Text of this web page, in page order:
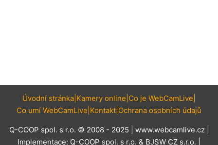
Úvodní stránka Kamery online Co je WebCamLive
Co umí WebCamLive Kontakt Ochrana osobních údajů
Q-COOP spol. s r.o. © 2008 - 2025 | www.webcamlive.cz|
Implementace: Q-COOP spol. s r.o. & BJSW CZ s.r.o.